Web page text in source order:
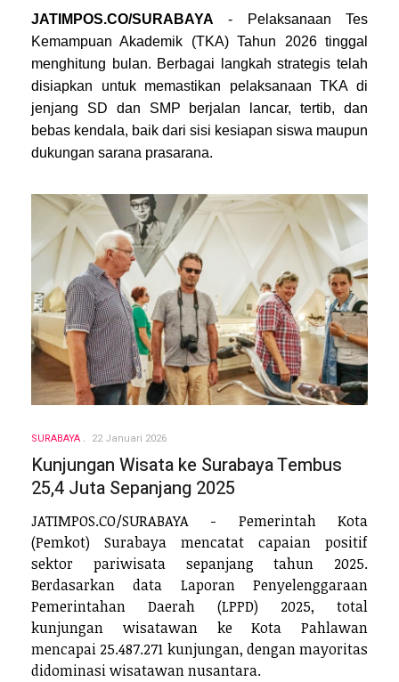
JATIMPOS.CO/SURABAYA - Pelaksanaan Tes
Kemampuan Akademik (TKA) Tahun 2026 tinggal
menghitung bulan. Berbagai langkah strategis telah
disiapkan untuk memastikan pelaksanaan TKA di
jenjang SD dan SMP berjalan lancar, tertib, dan
bebas kendala, baik dari sisi kesiapan siswa maupun
dukungan sarana prasarana.
SURABAYA 22 Januari 2026
Kunjungan Wisata ke Surabaya Tembus
25,4 Juta Sepanjang 2025
JATIMPOS.CO/SURABAYA - Pemerintah Kota
(Pemkot) Surabaya mencatat capaian positif
sektor pariwisata sepanjang tahun 2025.
Berdasarkan data Laporan Penyelenggaraan
Pemerintahan Daerah (LPPD) 2025, total
kunjungan wisatawan ke Kota Pahlawan
mencapai 25.487.271 kunjungan, dengan mayoritas
didominasi wisatawan nusantara.